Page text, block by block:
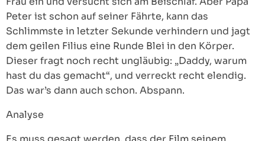
Peter ist schon auf seiner Fährte, kann das
Schlimmste in letzter Sekunde verhindern und jagt
dem geilen Filius eine Runde Blei in den Körper.
Dieser fragt noch recht ungläubig: „Daddy, warum
hast du das gemacht“, und verreckt recht elendig.
Das war’s dann auch schon. Abspann.
Analyse